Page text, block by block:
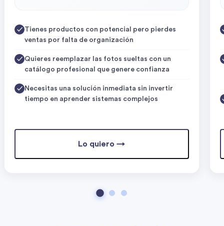
Tienes productos con potencial pero pierdes
ventas por falta de organización
Quieres reemplazar las fotos sueltas con un
catálogo profesional que genere confianza
Necesitas una solución inmediata sin invertir
tiempo en aprender sistemas complejos
Lo quiero →